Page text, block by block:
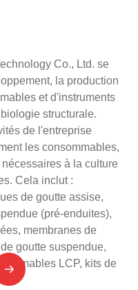
Co., Ltd. se
la production
et d'instruments
structurale.
de l'entreprise
les consommables,
à la culture
Cela inclut :
de goutte assise,
(pré-enduites),
membranes de
goutte suspendue,
LCP, kits de